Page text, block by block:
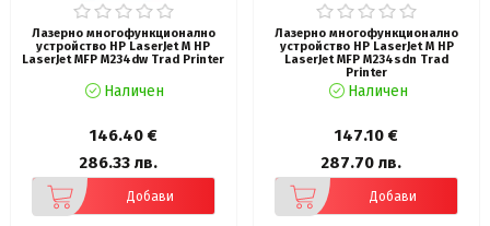
Лазерно многофункционално
устройство HP LaserJet M HP
LaserJet MFP M234dw Trad Printer
Наличен
146.40 €
286.33 лв.
Добави
Лазерно многофункционално
устройство HP LaserJet M HP
LaserJet MFP M234sdn Trad
Printer
Наличен
147.10 €
287.70 лв.
Добави